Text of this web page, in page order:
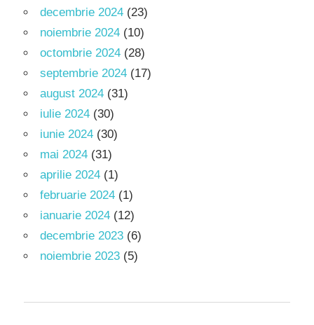
decembrie 2024 (23)
noiembrie 2024 (10)
octombrie 2024 (28)
septembrie 2024 (17)
august 2024 (31)
iulie 2024 (30)
iunie 2024 (30)
mai 2024 (31)
aprilie 2024 (1)
februarie 2024 (1)
ianuarie 2024 (12)
decembrie 2023 (6)
noiembrie 2023 (5)